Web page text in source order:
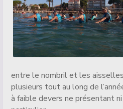
entre le nombril et les
plusieurs tout au long de
à faible devers ne présentant